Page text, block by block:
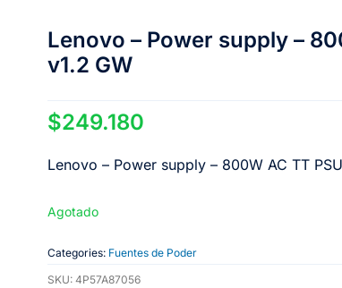
Lenovo – Power supply –
v1.2 GW
$249.180
Lenovo – Power supply – 800W AC TT
Agotado
Categories: Fuentes de Poder
SKU: 4P57A87056